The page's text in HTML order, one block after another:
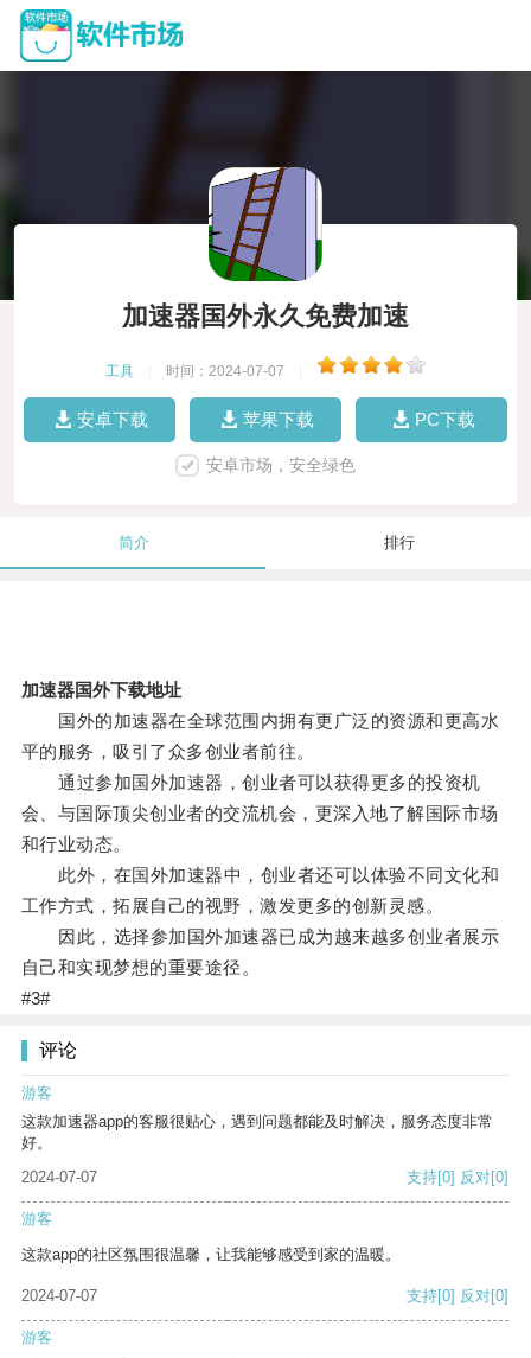
加速器国外永久免费加速
工具 时间：2024-07-07
安卓下载 苹果下载 PC下载
安卓市场，安全绿色
简介 排行
加速器国外下载地址
国外的加速器在全球范围内拥有更广泛的资源和更高水
平的服务，吸引了众多创业者前往。
通过参加国外加速器，创业者可以获得更多的投资机
会、与国际顶尖创业者的交流机会，更深入地了解国际市场
和行业动态。
此外，在国外加速器中，创业者还可以体验不同文化和
工作方式，拓展自己的视野，激发更多的创新灵感。
因此，选择参加国外加速器已成为越来越多创业者展示
自己和实现梦想的重要途径。
#3#
评论
游客
这款加速器app的客服很贴心，遇到问题都能及时解决，服务态度非常
好。
2024-07-07
支持[0] 反对[0]
游客
这款app的社区氛围很温馨，让我能够感受到家的温暖。
2024-07-07 支持[0] 反对[0]
游客